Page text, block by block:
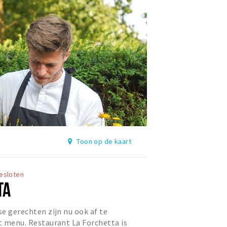
Toon op de kaart
gerechten zijn nu ook af te
Restaurant La Forchetta is